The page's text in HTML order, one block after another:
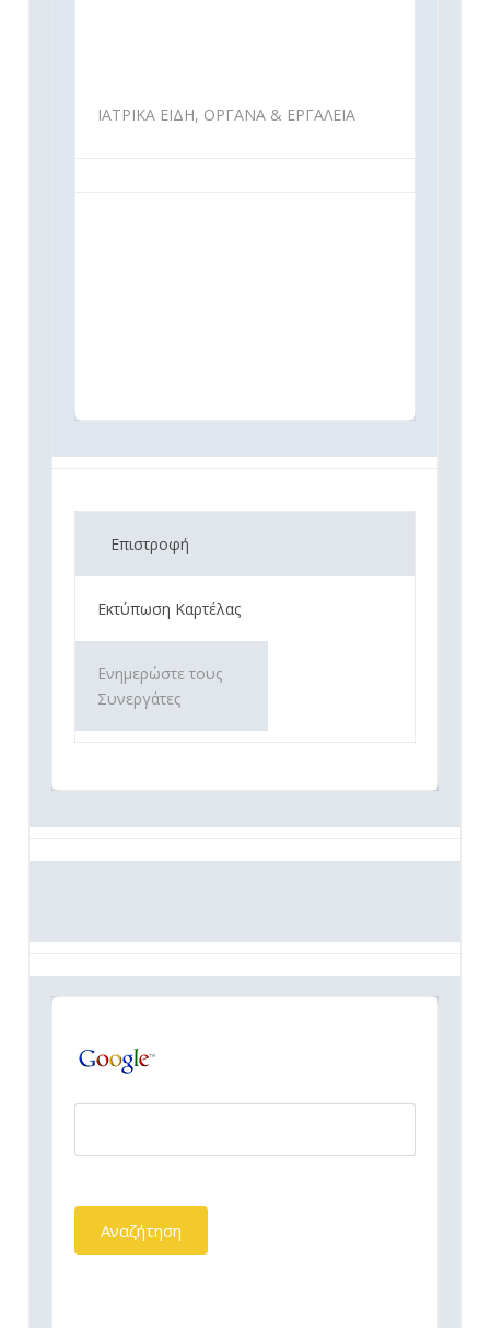
ΙΑΤΡΙΚΑ ΕΙΔΗ, ΟΡΓΑΝΑ & ΕΡΓΑΛΕΙΑ
Επιστροφή
Εκτύπωση Καρτέλας
Ενημερώστε τους
Συνεργάτες